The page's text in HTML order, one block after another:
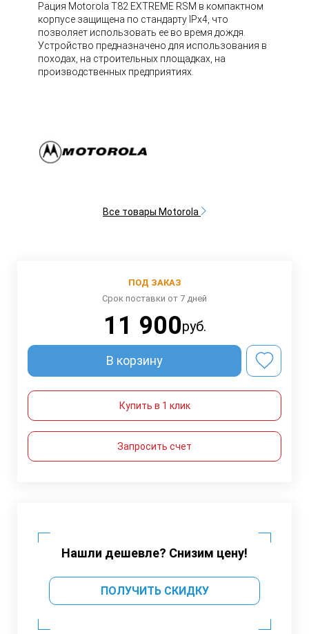
Рация Motorola T82 EXTREME RSM в компактном
корпусе защищена по стандарту IPx4, что
позволяет использовать ее во время дождя.
Устройство предназначено для использования в
походах, на строительных площадках, на
производственных предприятиях.
Все товары Motorola
ПОД ЗАКАЗ
Срок поставки от 7 дней
11 900руб.
В корзину
Купить в 1 клик
Запросить счет
Нашли дешевле? Снизим цену!
ПОЛУЧИТЬ СКИДКУ